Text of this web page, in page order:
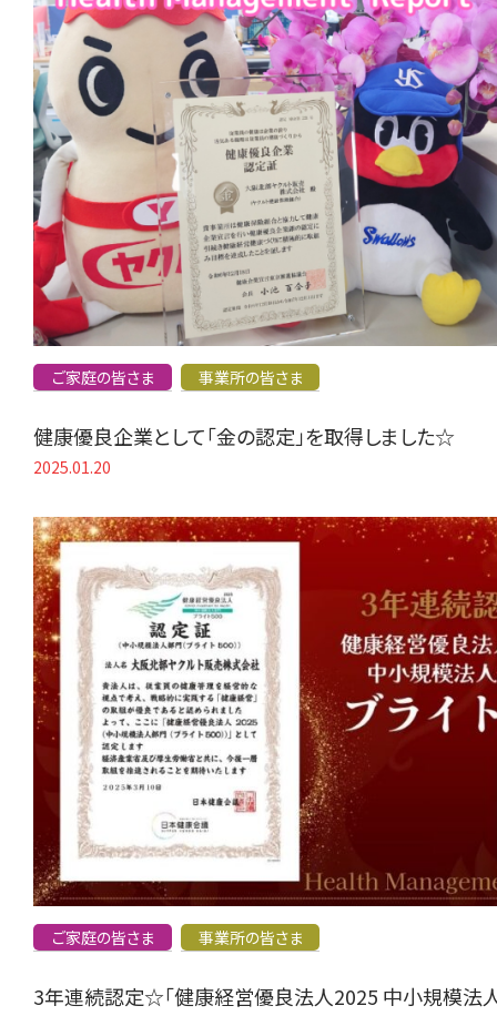
ご家庭の皆さま 事業所の皆さま
健康優良企業として「金の認定」を取得しました☆
2025.01.20
ご家庭の皆さま 事業所の皆さま
3年連続認定☆「健康経営優良法人2025 中小規模法